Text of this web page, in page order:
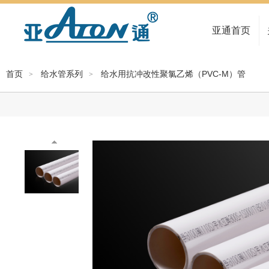
亚通首页
首页 > 给水管系列 > 给水用抗冲改性聚氯乙烯（PVC-M）管